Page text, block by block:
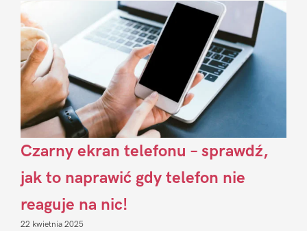
Czarny ekran telefonu – sprawdź,
jak to naprawić gdy telefon nie
reaguje na nic!
22 kwietnia 2025